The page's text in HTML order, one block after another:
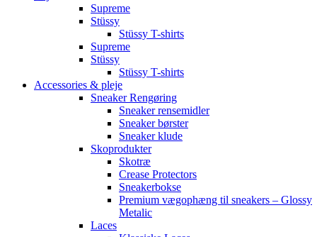
Supreme
Stüssy
Stüssy T-shirts
Supreme
Stüssy
Stüssy T-shirts
Accessories & pleje
Sneaker Rengøring
Sneaker rensemidler
Sneaker børster
Sneaker klude
Skoprodukter
Skotræ
Crease Protectors
Sneakerbokse
Premium vægophæng til sneakers – Glossy
Metalic
Laces